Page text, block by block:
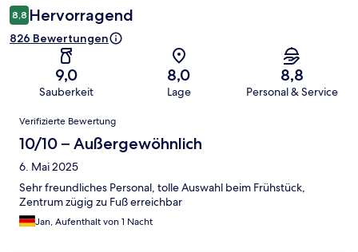
8,8 Hervorragend
826 Bewertungen
9,0
Sauberkeit
8,0
Lage
8,8
Personal & Service
Bewertungen
Verifizierte Bewertung
10/10 – Außergewöhnlich
6. Mai 2025
Sehr freundliches Personal, tolle Auswahl beim Frühstück,
Zentrum zügig zu Fuß erreichbar
Jan, Aufenthalt von 1 Nacht